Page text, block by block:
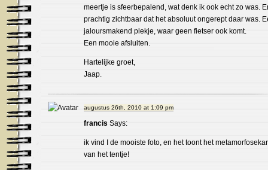
meertje is sfeerbepalend, wat denk ik ook echt zo was.
prachtig zichtbaar dat het absoluut ongerept daar was.
jaloursmakend plekje, waar geen fietser ook komt.
Een mooie afsluiten.
Hartelijke groet,
Jaap.
augustus 26th, 2010 at 1:09 pm
francis Says:
ik vind I de mooiste foto, en het toont het
van het tentje!